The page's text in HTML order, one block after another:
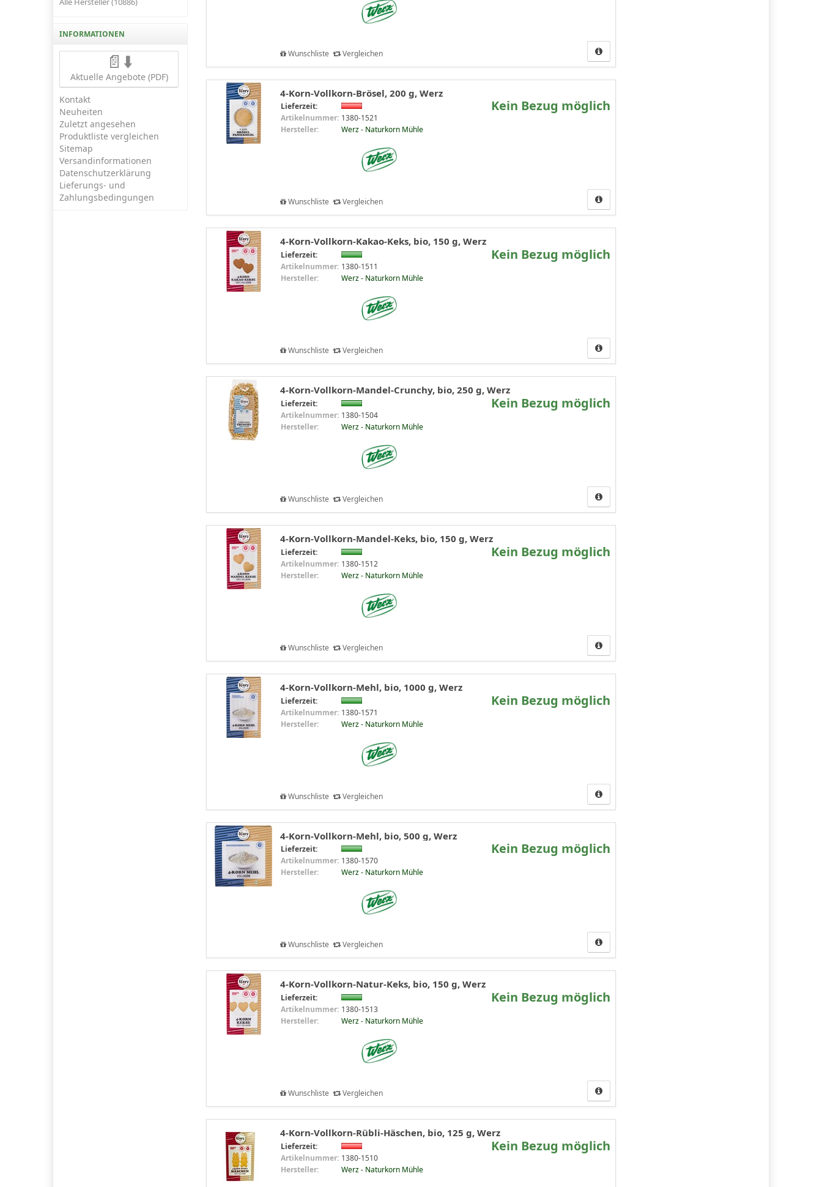
INFORMATIONEN
📄⬇️
Aktuelle Angebote (PDF)
Kontakt
Neuheiten
Zuletzt angesehen
Produktliste vergleichen
Sitemap
Versandinformationen
Datenschutzerklärung
Lieferungs- und
Zahlungsbedingungen
Wunschliste Vergleichen
4-Korn-Vollkorn-Brösel, 200 g, Werz
Lieferzeit:
Artikelnummer: 1380-1521
Hersteller:
Werz - Naturkorn Mühle
Kein Bezug möglich
Wunschliste Vergleichen
4-Korn-Vollkorn-Kakao-Keks, bio, 150 g, Werz
Lieferzeit:
Artikelnummer: 1380-1511
Hersteller:
Werz - Naturkorn Mühle
Kein Bezug möglich
Wunschliste Vergleichen
4-Korn-Vollkorn-Mandel-Crunchy, bio, 250 g, Werz
Lieferzeit:
Artikelnummer: 1380-1504
Hersteller:
Werz - Naturkorn Mühle
Kein Bezug möglich
Wunschliste Vergleichen
4-Korn-Vollkorn-Mandel-Keks, bio, 150 g, Werz
Lieferzeit:
Artikelnummer: 1380-1512
Hersteller:
Werz - Naturkorn Mühle
Kein Bezug möglich
Wunschliste Vergleichen
4-Korn-Vollkorn-Mehl, bio, 1000 g, Werz
Lieferzeit:
Artikelnummer: 1380-1571
Hersteller:
Werz - Naturkorn Mühle
Kein Bezug möglich
Wunschliste Vergleichen
4-Korn-Vollkorn-Mehl, bio, 500 g, Werz
Lieferzeit:
Artikelnummer: 1380-1570
Hersteller:
Werz - Naturkorn Mühle
Kein Bezug möglich
Wunschliste Vergleichen
4-Korn-Vollkorn-Natur-Keks, bio, 150 g, Werz
Lieferzeit:
Artikelnummer: 1380-1513
Hersteller:
Werz - Naturkorn Mühle
Kein Bezug möglich
Wunschliste Vergleichen
4-Korn-Vollkorn-Rübli-Häschen, bio, 125 g, Werz
Lieferzeit:
Artikelnummer: 1380-1510
Hersteller:
Werz - Naturkorn Mühle
Kein Bezug möglich